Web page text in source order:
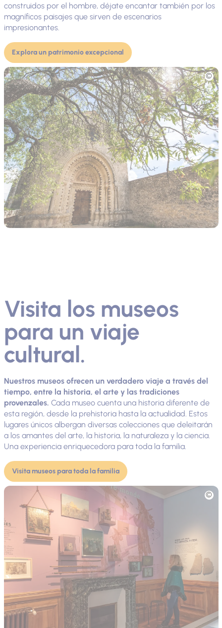
construidos por el hombre, déjate encantar también por los
magníficos paisajes que sirven de escenarios
impresionantes.
Explora un patrimonio excepcional
Fototeca
Fototeca
Visita los museos
para un viaje
cultural.
Nuestros museos ofrecen un verdadero viaje a través del
tiempo, entre la historia, el arte y las tradiciones
provenzales. Cada museo cuenta una historia diferente de
esta región, desde la prehistoria hasta la actualidad. Estos
lugares únicos albergan diversas colecciones que deleitarán
a los amantes del arte, la historia, la naturaleza y la ciencia.
Una experiencia enriquecedora para toda la familia.
Visita museos para toda la familia